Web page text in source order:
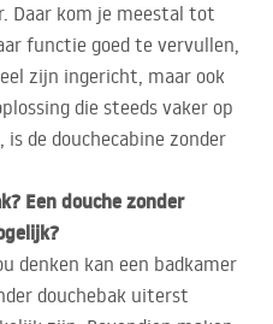
Daar kom je meestal tot
functie goed te vervullen,
zijn ingericht, maar ook
die steeds vaker op
de douchecabine zonder
Een douche zonder
denken kan een badkamer
douchebak uiterst